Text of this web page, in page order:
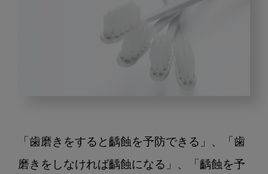
さ
に
「歯磨きをすると齲蝕を予防できる」、「歯
磨きをしなければ齲蝕になる」、「齲蝕を予